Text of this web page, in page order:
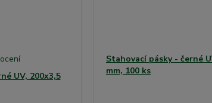
UV, 200x3,5
Stahovací pásky - černé
mm, 100 ks